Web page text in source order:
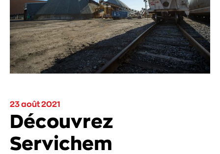
23 août 2021
Découvrez
Servichem